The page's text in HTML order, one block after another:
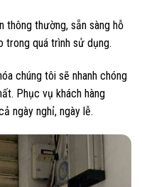
thông thường, sẵn sàng hỗ
trong quá trình sử dụng.
chúng tôi sẽ nhanh chóng
Phục vụ khách hàng
ngày nghỉ, ngày lễ.